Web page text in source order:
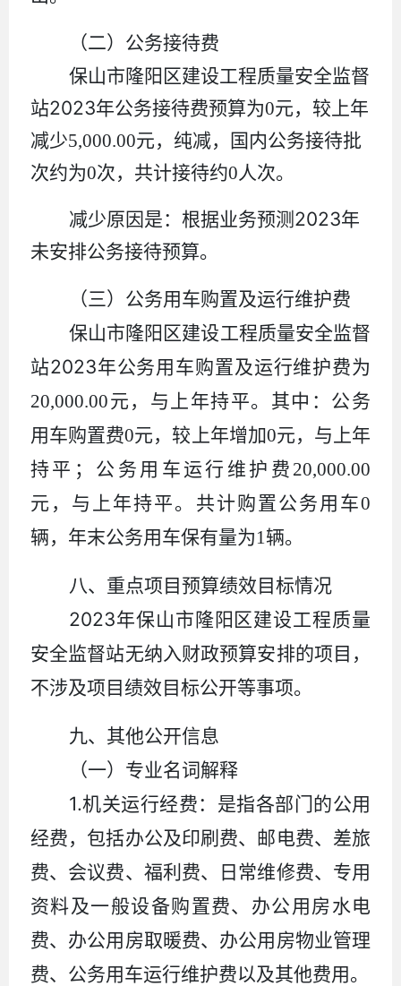
（二）公务接待费
保山市隆阳区建设工程质量安全监督
站2023年公务接待费预算为0元，较上年
减少5,000.00元，纯减，国内公务接待批
次约为0次，共计接待约0 人次。
减少原因是：根据业务预测 2023年
未安排公务接待预算。
（三）公务用车购置及运行维护费
保山市隆阳区建设工程质量安全监督
站2023年公务用车购置及运行维护费为
20,000.00元，与上年持平。其中：公务
用车购置费0元，较上年增加0元，与上年
持平；公务用车运行维护费 20,000.00
元，与上年持平。共计购置公务用车0
辆，年末公务用车保有量为1 辆。
八、重点项目预算绩效目标情况
2023年保山市隆阳区建设工程质量
安全监督站无纳入财政预算安排的项目，
不涉及项目绩效目标公开等事项。
九、其他公开信息
（一）专业名词解释
1.机关运行经费：是指各部门的公用
经费，包括办公及印刷费、邮电费、差旅
费、会议费、福利费、日常维修费、专用
资料及一般设备购置费、办公用房水电
费、办公用房取暖费、办公用房物业管理
费、公务用车运行维护费以及其他费用。